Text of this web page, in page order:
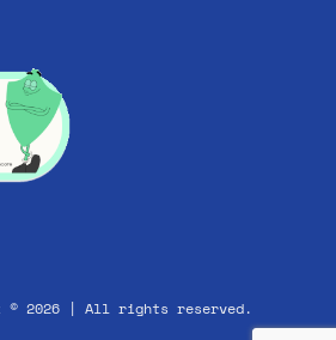
© 2026 | All rights reserved.